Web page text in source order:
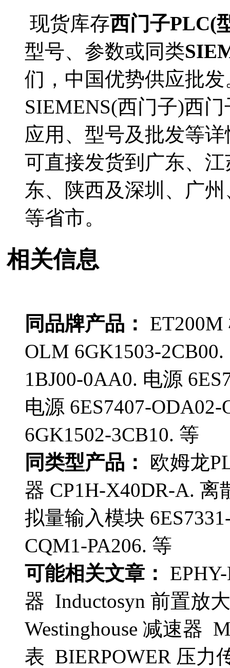
现货库存西门子PLC(
型号、参数或同类
们，中国优势供应批
SIEMENS(西门子)西
应用、型号及批发等
可直接发货到广东、
东、陕西及深圳、广
等省市。
相关信息
同品牌产品：
ET200M
OLM 6GK1503-
1BJ00-0AA0. 电源
电源 6ES7407-
6GK1502-3CB10. 等
同类型产品：
欧姆龙
器 CP1H-X40DR-A. 离
拟量输入模块
CQM1-PA206. 等
可能相关文章：
器 Inductosyn 前置放
Westinghouse 减速器
表 BIERPOWER 压力